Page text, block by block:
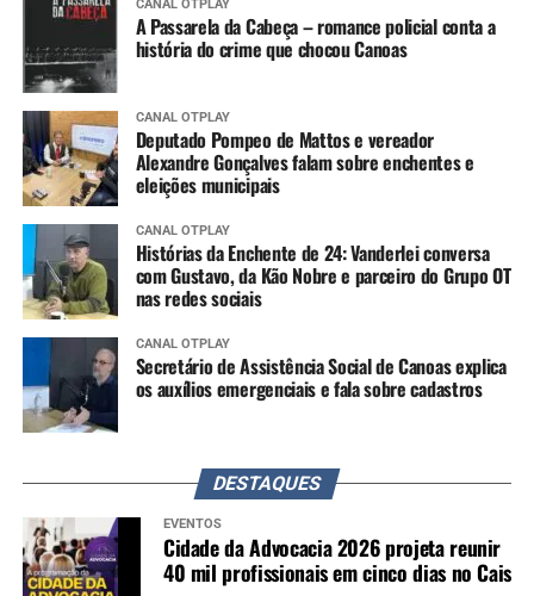
CANAL OTPLAY
A Passarela da Cabeça – romance policial conta a
história do crime que chocou Canoas
CANAL OTPLAY
Deputado Pompeo de Mattos e vereador
Alexandre Gonçalves falam sobre enchentes e
eleições municipais
CANAL OTPLAY
Histórias da Enchente de 24: Vanderlei conversa
com Gustavo, da Kão Nobre e parceiro do Grupo OT
nas redes sociais
CANAL OTPLAY
Secretário de Assistência Social de Canoas explica
os auxílios emergenciais e fala sobre cadastros
DESTAQUES
EVENTOS
Cidade da Advocacia 2026 projeta reunir
40 mil profissionais em cinco dias no Cais